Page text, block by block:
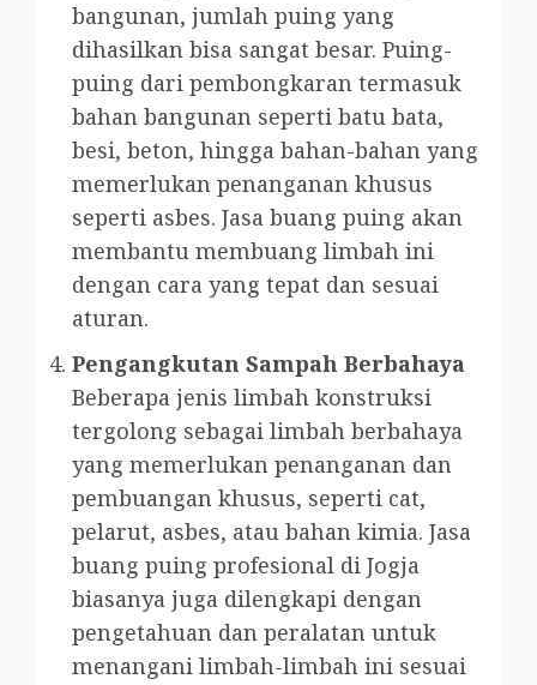
bangunan, jumlah puing yang
dihasilkan bisa sangat besar. Puing-
puing dari pembongkaran termasuk
bahan bangunan seperti batu bata,
besi, beton, hingga bahan-bahan yang
memerlukan penanganan khusus
seperti asbes. Jasa buang puing akan
membantu membuang limbah ini
dengan cara yang tepat dan sesuai
aturan.
Pengangkutan Sampah Berbahaya
Beberapa jenis limbah konstruksi
tergolong sebagai limbah berbahaya
yang memerlukan penanganan dan
pembuangan khusus, seperti cat,
pelarut, asbes, atau bahan kimia. Jasa
buang puing profesional di Jogja
biasanya juga dilengkapi dengan
pengetahuan dan peralatan untuk
menangani limbah-limbah ini sesuai